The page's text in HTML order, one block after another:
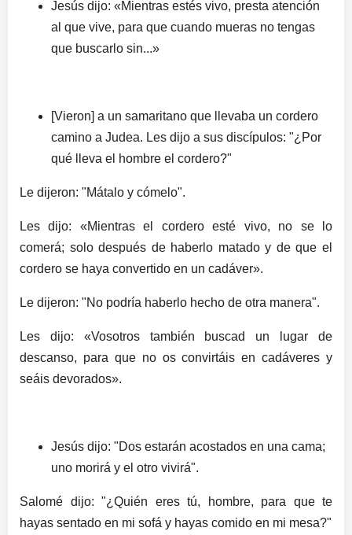
Jesús dijo: «Mientras estés vivo, presta atención
al que vive, para que cuando mueras no tengas
que buscarlo sin...»
[Vieron] a un samaritano que llevaba un cordero
camino a Judea. Les dijo a sus discípulos: "¿Por
qué lleva el hombre el cordero?"
Le dijeron: "Mátalo y cómelo".
Les dijo: «Mientras el cordero esté vivo, no se lo
comerá; solo después de haberlo matado y de que el
cordero se haya convertido en un cadáver».
Le dijeron: "No podría haberlo hecho de otra manera".
Les dijo: «Vosotros también buscad un lugar de
descanso, para que no os convirtáis en cadáveres y
seáis devorados».
Jesús dijo: "Dos estarán acostados en una cama;
uno morirá y el otro vivirá".
Salomé dijo: "¿Quién eres tú, hombre, para que te
hayas sentado en mi sofá y hayas comido en mi mesa?"